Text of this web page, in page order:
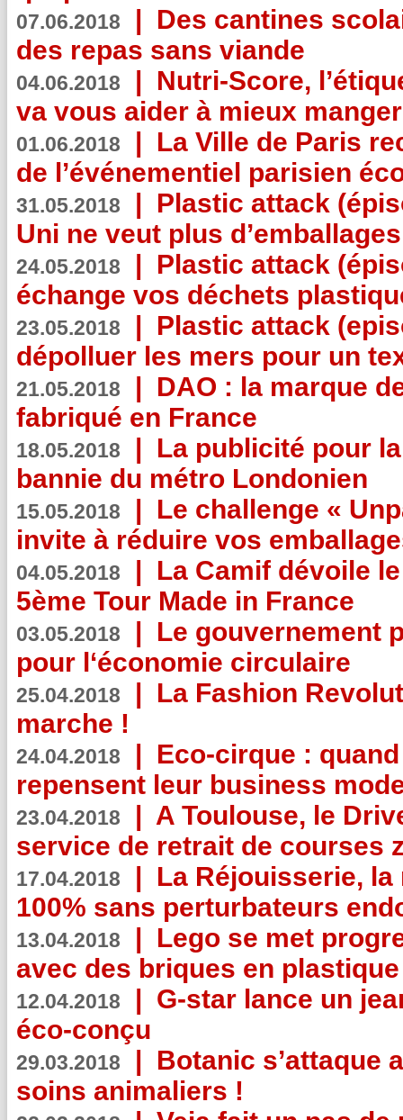
07.06.2018 | Des cantines
des repas sans viande
04.06.2018 | Nutri-Score,
va vous aider à mieux
01.06.2018 | La Ville de Paris
de l’événementiel parisien
31.05.2018 | Plastic attack
Uni ne veut plus
24.05.2018 | Plastic attack
échange vos déchets
23.05.2018 | Plastic attack
dépolluer les mers pour un
21.05.2018 | DAO : la marque
fabriqué en France
18.05.2018 | La publicité pour
bannie du métro Londonien
15.05.2018 | Le challenge «
invite à réduire vos
04.05.2018 | La Camif dévoile
5ème Tour Made in France
03.05.2018 | Le gouvernement
pour l‘économie circulaire
25.04.2018 | La Fashion
marche !
24.04.2018 | Eco-cirque :
repensent leur business
23.04.2018 | A Toulouse, le
service de retrait de courses
17.04.2018 | La Réjouisserie,
100% sans perturbateurs
13.04.2018 | Lego se met
avec des briques en
12.04.2018 | G-star lance un
éco-conçu
29.03.2018 | Botanic s’attaque
soins animaliers !